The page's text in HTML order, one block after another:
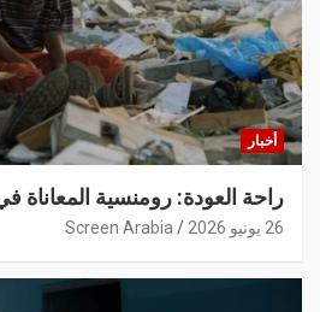
أخبار
راحة العودة: رومنسية المعاناة
26 يونيو 2026 Screen Arabia